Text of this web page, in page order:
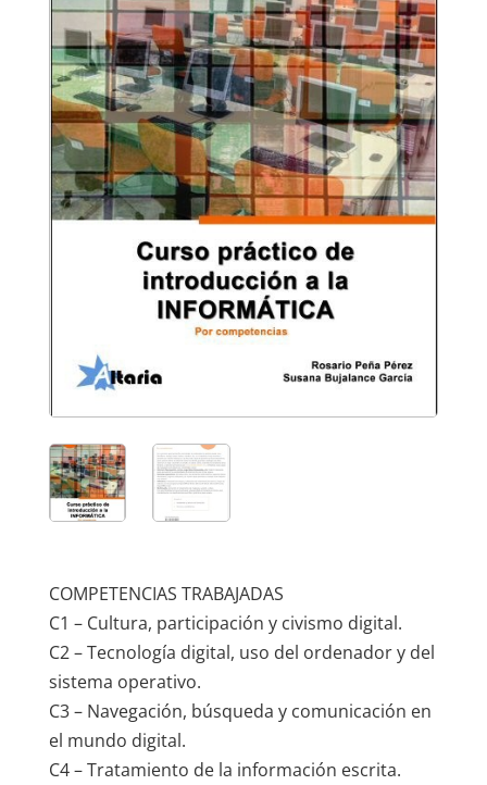
COMPETENCIAS TRABAJADAS
C1 – Cultura, participación y civismo digital.
C2 – Tecnología digital, uso del ordenador y del
sistema operativo.
C3 – Navegación, búsqueda y comunicación en
el mundo digital.
C4 – Tratamiento de la información escrita.